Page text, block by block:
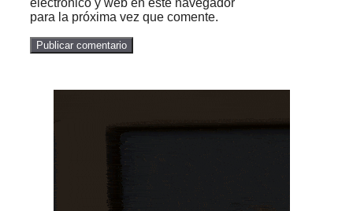
electrónico y web en este navegador
para la próxima vez que comente.